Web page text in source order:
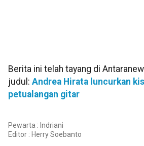
Berita ini telah tayang di
judul: Andrea Hirata luncurkan
petualangan gitar
Pewarta : Indriani
Editor : Herry Soebanto